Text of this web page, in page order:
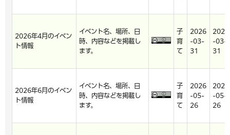
2026年4月のイベン
ト情報
イベント名、場所、日
時、内容などを掲載し
ます。
子
育
て
2026
-03-
31
2026
-03-
31
2026年6月のイベン
ト情報
イベント名、場所、日
時、内容などを掲載し
ます。
子
育
て
2026
-05-
26
2026
-05-
26